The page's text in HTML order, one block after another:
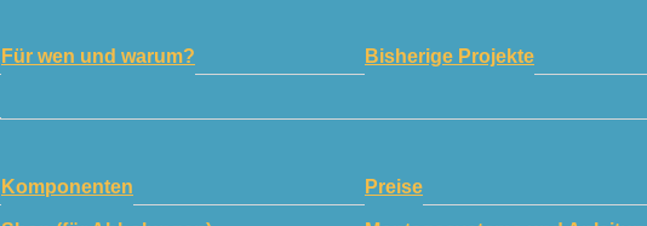
Für wen und warum? Bisherige Projekte
Komponenten Preise